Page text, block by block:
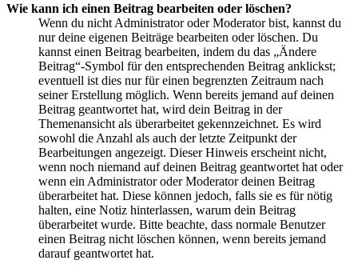
Wie kann ich einen Beitrag bearbeiten oder löschen?
Wenn du nicht Administrator oder Moderator bist, kannst du
nur deine eigenen Beiträge bearbeiten oder löschen. Du
kannst einen Beitrag bearbeiten, indem du das „Ändere
Beitrag“-Symbol für den entsprechenden Beitrag anklickst;
eventuell ist dies nur für einen begrenzten Zeitraum nach
seiner Erstellung möglich. Wenn bereits jemand auf deinen
Beitrag geantwortet hat, wird dein Beitrag in der
Themenansicht als überarbeitet gekennzeichnet. Es wird
sowohl die Anzahl als auch der letzte Zeitpunkt der
Bearbeitungen angezeigt. Dieser Hinweis erscheint nicht,
wenn noch niemand auf deinen Beitrag geantwortet hat oder
wenn ein Administrator oder Moderator deinen Beitrag
überarbeitet hat. Diese können jedoch, falls sie es für nötig
halten, eine Notiz hinterlassen, warum dein Beitrag
überarbeitet wurde. Bitte beachte, dass normale Benutzer
einen Beitrag nicht löschen können, wenn bereits jemand
darauf geantwortet hat.